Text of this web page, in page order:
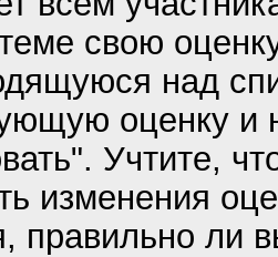
свою
над
оценку и
Учтите,
изменения
правильно ли